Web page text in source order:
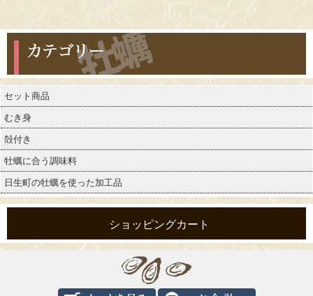
カテゴリー
セット商品
むき身
殻付き
牡蠣に合う調味料
日生町の牡蠣を使った加工品
ショッピングカート